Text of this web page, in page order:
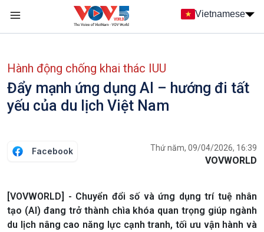
Nhảy đến nội dung
Vietnamese
Hành động chống khai thác IUU
Đẩy mạnh ứng dụng AI – hướng đi tất
yếu của du lịch Việt Nam
Facebook Thứ năm, 09/04/2026, 16:39
VOVWORLD
[VOVWORLD] - Chuyển đổi số và ứng dụng trí tuệ nhân
tạo (AI) đang trở thành chìa khóa quan trọng giúp ngành
du lịch nâng cao năng lực cạnh tranh, tối ưu vận hành và